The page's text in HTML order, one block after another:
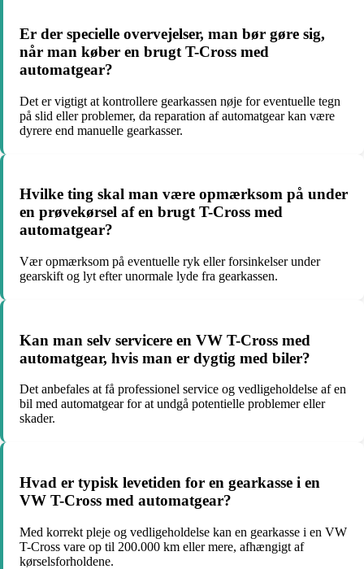
Er der specielle overvejelser, man bør gøre sig,
når man køber en brugt T-Cross med
automatgear?
Det er vigtigt at kontrollere gearkassen nøje for eventuelle tegn
på slid eller problemer, da reparation af automatgear kan være
dyrere end manuelle gearkasser.
Hvilke ting skal man være opmærksom på under
en prøvekørsel af en brugt T-Cross med
automatgear?
Vær opmærksom på eventuelle ryk eller forsinkelser under
gearskift og lyt efter unormale lyde fra gearkassen.
Kan man selv servicere en VW T-Cross med
automatgear, hvis man er dygtig med biler?
Det anbefales at få professionel service og vedligeholdelse af en
bil med automatgear for at undgå potentielle problemer eller
skader.
Hvad er typisk levetiden for en gearkasse i en
VW T-Cross med automatgear?
Med korrekt pleje og vedligeholdelse kan en gearkasse i en VW
T-Cross vare op til 200.000 km eller mere, afhængigt af
kørselsforholdene.